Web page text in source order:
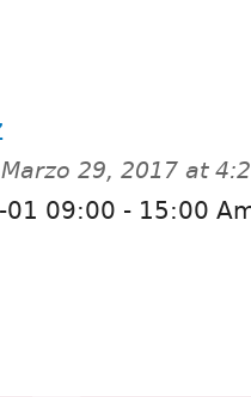
Marzo 29, 2017 at
01 09:00 - 15:00